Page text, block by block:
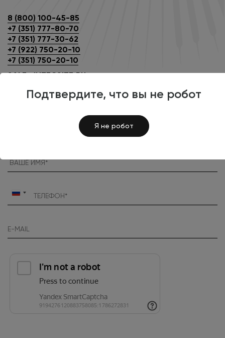
Подтвердите, что вы не робот
Я не робот
8 (800) 100-45-85
+7 (351) 777-80-70
+7 (351) 777-30-62
+7 (922) 750-20-10
+7 (351) 750-20-10
SALE@INTECSITE.RU
ЗАПОЛНИТЬ БРИФ
Россия